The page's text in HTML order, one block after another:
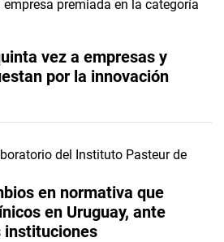
vez a empresas y
por la innovación
en normativa que
en Uruguay, ante
instituciones